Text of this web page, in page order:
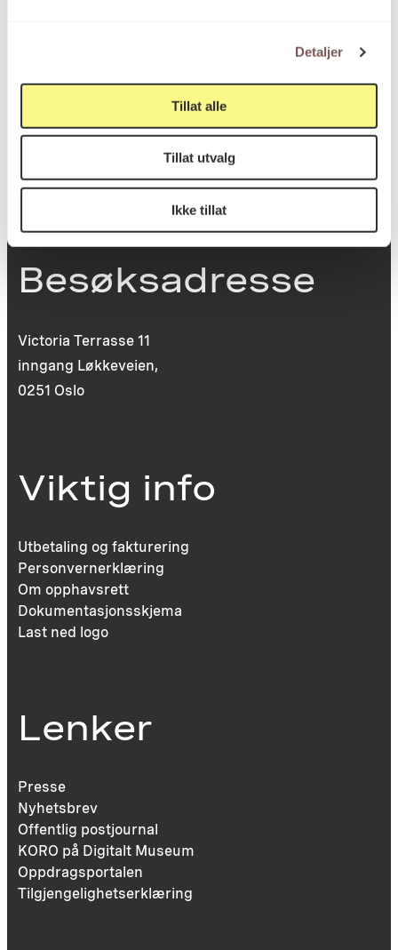
Detaljer
Tillat alle
Tillat utvalg
Ikke tillat
22 99 11 99
Besøksadresse
Victoria Terrasse 11
inngang Løkkeveien,
0251 Oslo
Viktig info
Utbetaling og fakturering
Personvernerklæring
Om opphavsrett
Dokumentasjonsskjema
Last ned logo
Lenker
Presse
Nyhetsbrev
Offentlig postjournal
KORO på Digitalt Museum
Oppdragsportalen
Tilgjengelighetserklæring